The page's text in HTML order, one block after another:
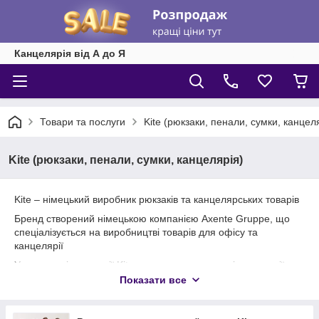
Канцелярія від А до Я
Товари та послуги Kite (рюкзаки, пенали, сумки,
Kite (рюкзаки, пенали, сумки, канцелярія)
Kite – німецький виробник рюкзаків та канцелярських товарів
Бренд створений німецькою компанією Axente Gruppe, що
спеціалізується на виробництві товарів для офісу та
канцелярії
У створенні продукції Kite використовує сучасні технології,
поєднуючи їх із творчістю відомих дизайнерів
Показати все